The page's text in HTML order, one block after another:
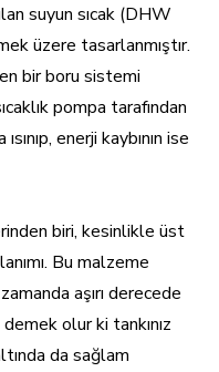
suyun sıcak (DHW
üzere tasarlanmıştır.
bir boru sistemi
pompa tarafından
enerji kaybının ise
biri, kesinlikle üst
Bu malzeme
aşırı derecede
olur ki tankınız
da sağlam